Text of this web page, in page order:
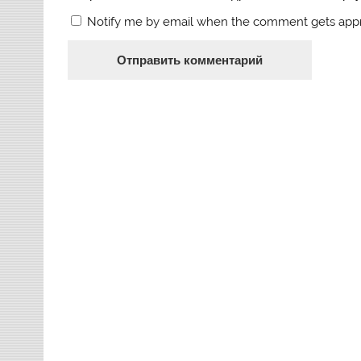
Notify me by email when the comment gets